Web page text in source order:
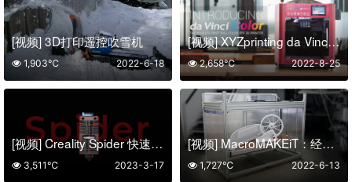
[视频] 3D打印遥控吹雪机
2022-6-18
1,903℃
[视频] XYZprinting da Vinci Color-世界第一台全彩FFF 3D打印机
2022-8-25
2,658℃
[视频] Creality Spider 快速陶瓷热端 高达300°C 支持400mm/s高速打印
2023-3-17
3,511℃
[视频] MacroMAKEiT：经济实惠的大型3D打印机
2022-6-13
1,727℃